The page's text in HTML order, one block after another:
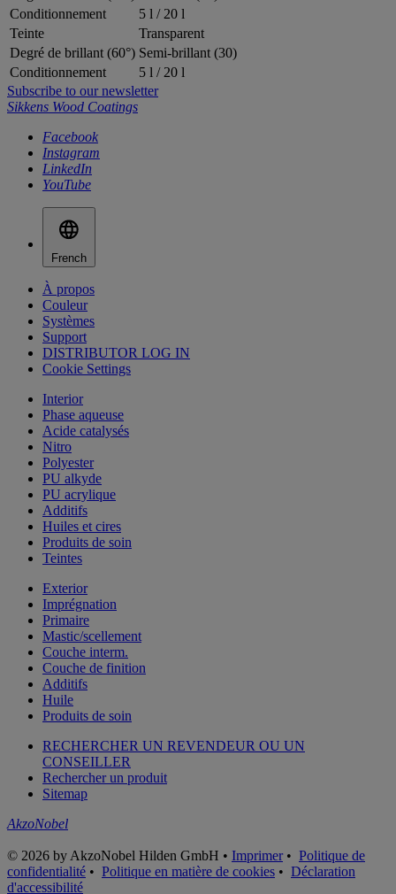
Conditionnement
5 l / 20 l
Teinte
Transparent
Degré de brillant (60°) Semi-brillant (30)
Conditionnement
5 l / 20 l
Subscribe to our newsletter
Sikkens Wood Coatings
Facebook
Instagram
LinkedIn
YouTube
French
À propos
Couleur
Systèmes
Support
DISTRIBUTOR LOG IN
Cookie Settings
Interior
Phase aqueuse
Acide catalysés
Nitro
Polyester
PU alkyde
PU acrylique
Additifs
Huiles et cires
Produits de soin
Teintes
Exterior
Imprégnation
Primaire
Mastic/scellement
Couche interm.
Couche de finition
Additifs
Huile
Produits de soin
RECHERCHER UN REVENDEUR OU UN
CONSEILLER
Rechercher un produit
Sitemap
AkzoNobel
© 2026 by AkzoNobel Hilden GmbH • Imprimer• Politique de
confidentialité • Politique en matière de cookies • Déclaration
d'accessibilité